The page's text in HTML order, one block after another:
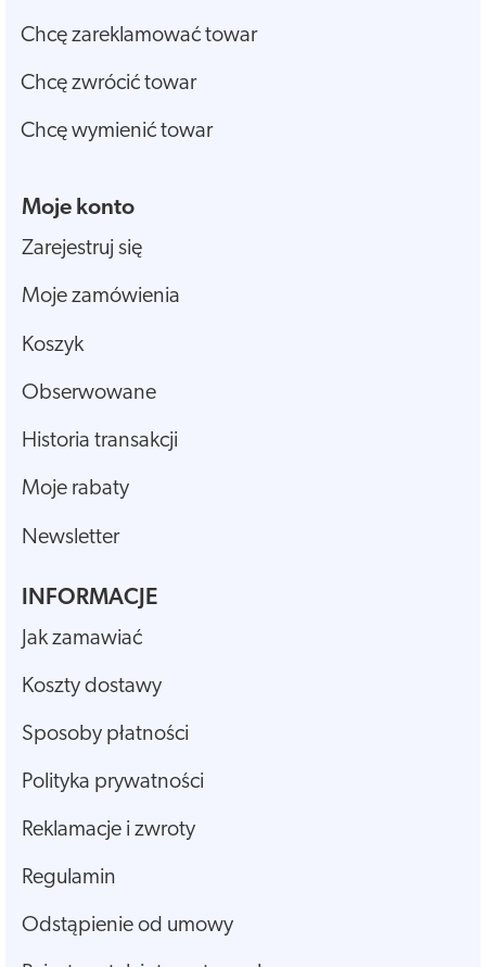
Chcę zareklamować towar
Chcę zwrócić towar
Chcę wymienić towar
Moje konto
Zarejestruj się
Moje zamówienia
Koszyk
Obserwowane
Historia transakcji
Moje rabaty
Newsletter
INFORMACJE
Jak zamawiać
Koszty dostawy
Sposoby płatności
Polityka prywatności
Reklamacje i zwroty
Regulamin
Odstąpienie od umowy